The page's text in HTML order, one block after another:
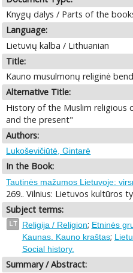
Knygų dalys / Parts of the
Language:
Lietuvių kalba / Lithuanian
Title:
Kauno musulmonų religinė
Alternative Title:
History of the Muslim religious
and the present"
Authors:
Lukoševičiūtė, Gintarė
In the Book:
Tautinės mažumos Lietuvoje:
269.. Vilnius: Lietuvos kultūros
Subject terms:
LT Religija / Religion; Etninės
Kaunas. Kauno kraštas;
Social history.
Summary / Abstract: